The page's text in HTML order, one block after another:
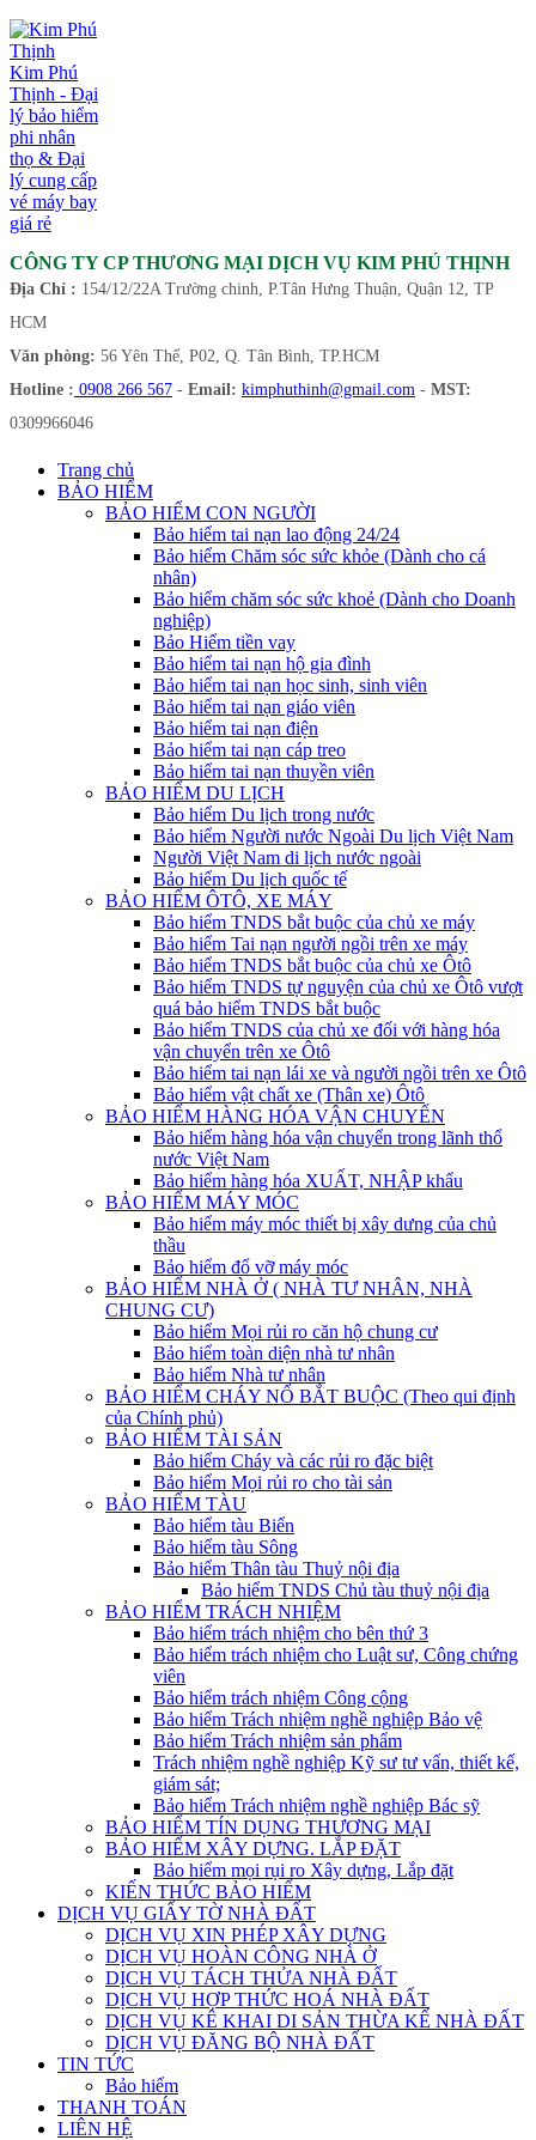
Kim Phú
Thịnh - Đại
lý bảo hiểm
phi nhân
thọ & Đại
lý cung cấp
vé máy bay
giá rẻ
CÔNG TY CP THƯƠNG MẠI DỊCH VỤ KIM PHÚ THỊNH
Địa Chỉ : 154/12/22A Trường chinh, P.Tân Hưng Thuận, Quận 12, TP
HCM
Văn phòng: 56 Yên Thế, P02, Q. Tân Bình, TP.HCM
Hotline : 0908 266 567 - Email: kimphuthinh@gmail.com - MST:
0309966046
Trang chủ
BẢO HIỂM
BẢO HIỂM CON NGƯỜI
Bảo hiểm tai nạn lao động 24/24
Bảo hiểm Chăm sóc sức khỏe (Dành cho cá
nhân)
Bảo hiểm chăm sóc sức khoẻ (Dành cho Doanh
nghiệp)
Bảo Hiểm tiền vay
Bảo hiểm tai nạn hộ gia đình
Bảo hiểm tai nạn học sinh, sinh viên
Bảo hiểm tai nạn giáo viên
Bảo hiểm tai nạn điện
Bảo hiểm tai nạn cáp treo
Bảo hiểm tai nạn thuyền viên
BẢO HIỂM DU LỊCH
Bảo hiểm Du lịch trong nước
Bảo hiểm Người nước Ngoài Du lịch Việt Nam
Người Việt Nam di lịch nước ngoài
Bảo hiểm Du lịch quốc tế
BẢO HIỂM ÔTÔ, XE MÁY
Bảo hiểm TNDS bắt buộc của chủ xe máy
Bảo hiểm Tai nạn người ngồi trên xe máy
Bảo hiểm TNDS bắt buộc của chủ xe Ôtô
Bảo hiểm TNDS tự nguyện của chủ xe Ôtô vượt
quá bảo hiểm TNDS bắt buộc
Bảo hiểm TNDS của chủ xe đối với hàng hóa
vận chuyển trên xe Ôtô
Bảo hiểm tai nạn lái xe và người ngồi trên xe Ôtô
Bảo hiểm vật chất xe (Thân xe) Ôtô
BẢO HIỂM HÀNG HÓA VẬN CHUYỂN
Bảo hiểm hàng hóa vận chuyển trong lãnh thổ
nước Việt Nam
Bảo hiểm hàng hóa XUẤT, NHẬP khẩu
BẢO HIỂM MÁY MÓC
Bảo hiểm máy móc thiết bị xây dưng của chủ
thầu
Bảo hiểm đổ vỡ máy móc
BẢO HIỂM NHÀ Ở ( NHÀ TƯ NHÂN, NHÀ
CHUNG CƯ)
Bảo hiểm Mọi rủi ro căn hộ chung cư
Bảo hiểm toàn diện nhà tư nhân
Bảo hiểm Nhà tư nhân
BẢO HIỂM CHÁY NỔ BẮT BUỘC (Theo qui định
của Chính phủ)
BẢO HIỂM TÀI SẢN
Bảo hiểm Cháy và các rủi ro đặc biệt
Bảo hiểm Mọi rủi ro cho tài sản
BẢO HIỂM TÀU
Bảo hiểm tàu Biển
Bảo hiểm tàu Sông
Bảo hiểm Thân tàu Thuỷ nội địa
Bảo hiểm TNDS Chủ tàu thuỷ nội địa
BẢO HIỂM TRÁCH NHIỆM
Bảo hiểm trách nhiệm cho bên thứ 3
Bảo hiểm trách nhiệm cho Luật sư, Công chứng
viên
Bảo hiểm trách nhiệm Công cộng
Bảo hiểm Trách nhiệm nghề nghiệp Bảo vệ
Bảo hiểm Trách nhiệm sản phẩm
Trách nhiệm nghề nghiệp Kỹ sư tư vấn, thiết kế,
giám sát;
Bảo hiểm Trách nhiệm nghề nghiệp Bác sỹ
BẢO HIỂM TÍN DỤNG THƯƠNG MẠI
BẢO HIỂM XÂY DỰNG. LẮP ĐẶT
Bảo hiểm mọi rụi ro Xây dựng, Lắp đặt
KIẾN THỨC BẢO HIỂM
DỊCH VỤ GIẤY TỜ NHÀ ĐẤT
DỊCH VỤ XIN PHÉP XÂY DỰNG
DỊCH VỤ HOÀN CÔNG NHÀ Ở
DỊCH VỤ TÁCH THỬA NHÀ ĐẤT
DỊCH VỤ HỢP THỨC HOÁ NHÀ ĐẤT
DỊCH VỤ KÊ KHAI DI SẢN THỪA KẾ NHÀ ĐẤT
DỊCH VỤ ĐĂNG BỘ NHÀ ĐẤT
TIN TỨC
Bảo hiểm
THANH TOÁN
LIÊN HỆ